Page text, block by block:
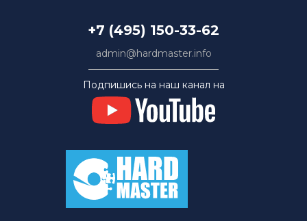
+7 (495) 150-33-62
admin@hardmaster.info
Подпишись на наш канал на